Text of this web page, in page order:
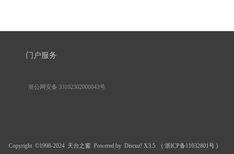
门户服务
浙公网安备 33102302000043号
Copyright ©1998-2024 天台之窗Powered byDiscuz! X3.5( 浙ICP备11032801号)